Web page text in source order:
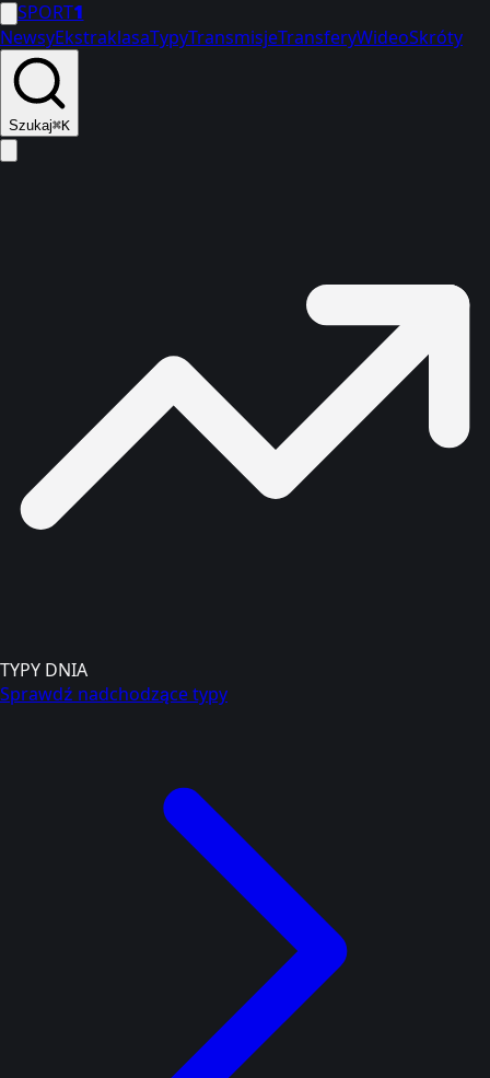
SPORT1
NewsyEkstraklasaTypyTransmisjeTransferyWideoSkróty
Szukaj⌘K
TYPY DNIA
Sprawdź nadchodzące typy